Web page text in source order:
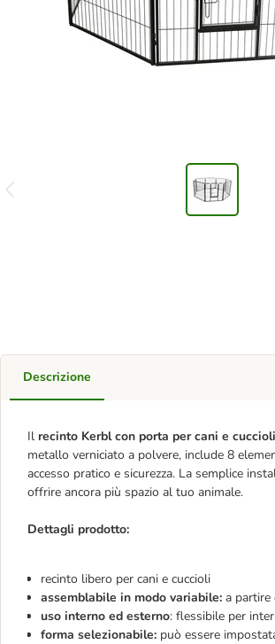
Descrizione
Il recinto Kerbl con porta per cani e cuccioli
metallo verniciato a polvere, include 8
accesso pratico e sicurezza. La semplice
offrire ancora più spazio al tuo animale.
Dettagli prodotto:
recinto libero per cani e cuccioli
assemblabile in modo variabile: a partire
uso interno ed esterno: flessibile per
forma selezionabile: può essere